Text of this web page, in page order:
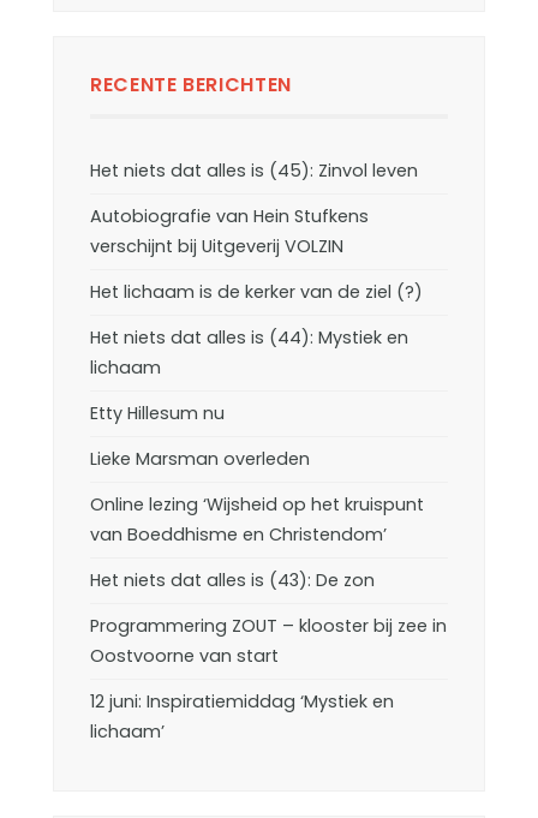
RECENTE BERICHTEN
Het niets dat alles is (45): Zinvol leven
Autobiografie van Hein Stufkens
verschijnt bij Uitgeverij VOLZIN
Het lichaam is de kerker van de ziel (?)
Het niets dat alles is (44): Mystiek en
lichaam
Etty Hillesum nu
Lieke Marsman overleden
Online lezing ‘Wijsheid op het kruispunt
van Boeddhisme en Christendom’
Het niets dat alles is (43): De zon
Programmering ZOUT – klooster bij zee in
Oostvoorne van start
12 juni: Inspiratiemiddag ‘Mystiek en
lichaam’